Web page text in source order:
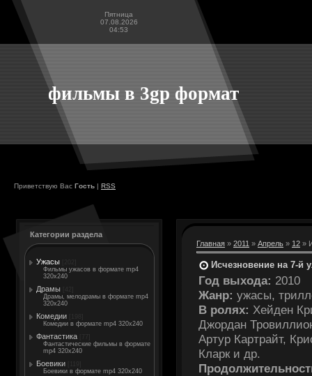
Пятница
07.08.2026
04:53
фильмы в 3gp формат
Приветствую Вас Гость | RSS
Категории раздела
Ужасы
Фильмы ужасов в формате mp4
320x240
Драмы
Драмы, мелодрамы в формате mp4
320x240
Комедии
Комедии в формате mp4 320x240
Фантастика
Фантастические фильмы в формате
mp4 320x240
Боевики
Боевики в формате mp4 320x240
Главная » 2011 » Апрель » 12 »
Исчезновение на 7-й
Год выхода: 2010
Жанр: ужасы,
В ролях: Хейден
Джордан
Артур Картрайт,
Кларк и др.